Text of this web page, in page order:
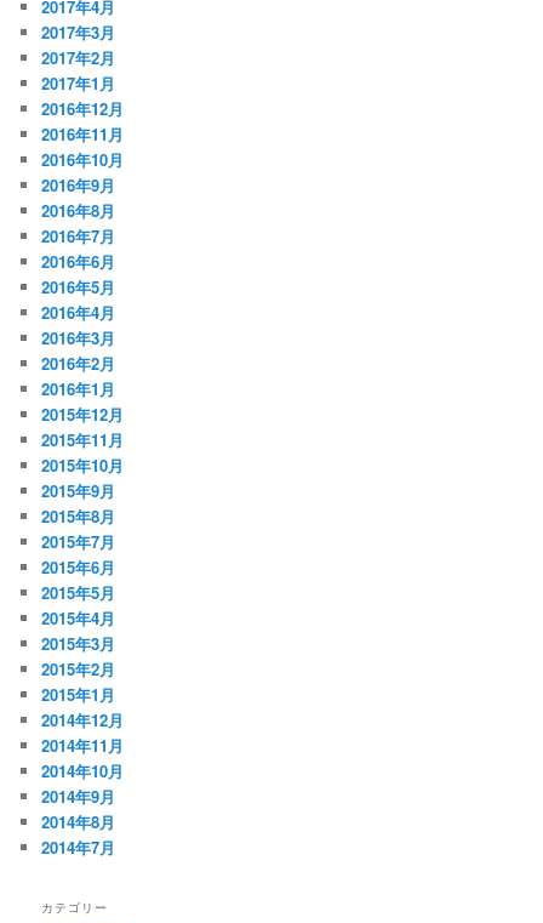
2017年4月
2017年3月
2017年2月
2017年1月
2016年12月
2016年11月
2016年10月
2016年9月
2016年8月
2016年7月
2016年6月
2016年5月
2016年4月
2016年3月
2016年2月
2016年1月
2015年12月
2015年11月
2015年10月
2015年9月
2015年8月
2015年7月
2015年6月
2015年5月
2015年4月
2015年3月
2015年2月
2015年1月
2014年12月
2014年11月
2014年10月
2014年9月
2014年8月
2014年7月
カテゴリー